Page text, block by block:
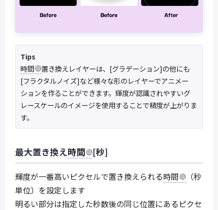
Tips
時間
置き換えレイヤーは、[グラデーション]の他にも
[フラクタルノイズ]など様々な形のレイヤーでアニメー
ションを作ることができます。輝度が認識されやすいグ
レースケールのイメージを使用することで精度が上がりま
す。
最大置き換え時間 [秒]
輝度が一番高いピクセルで置き換えられる時間
（秒
単位）を設定します
明るい部分は指定した秒数後の同じ位置にあるピクセ